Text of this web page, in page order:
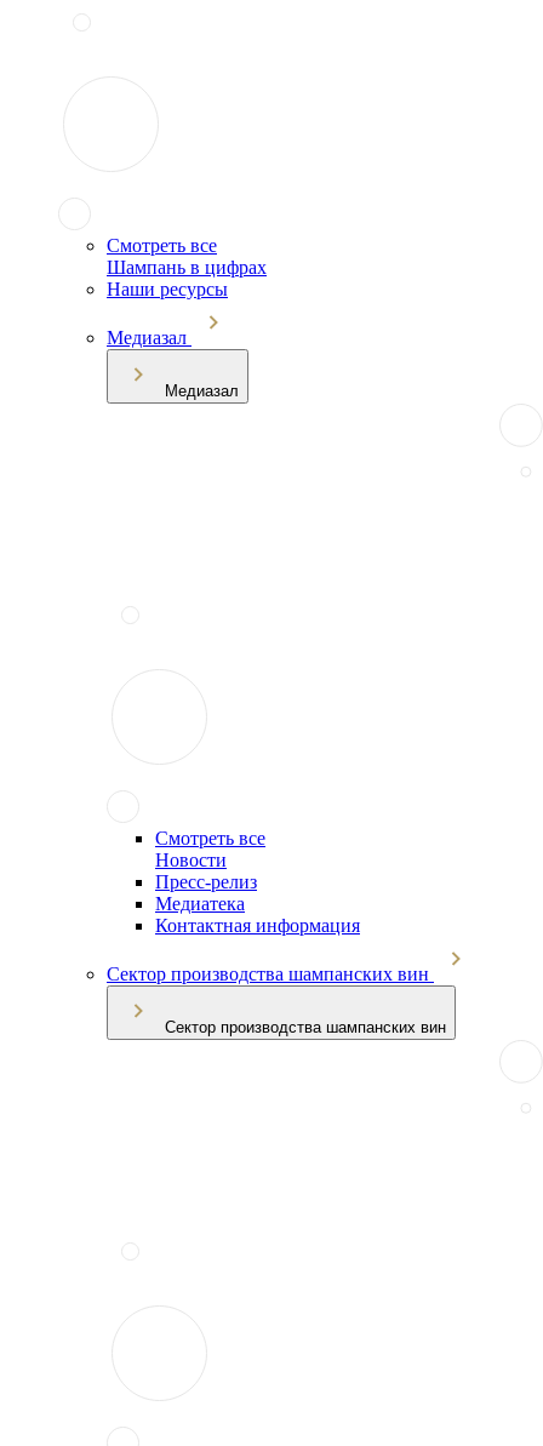
Смотреть все
Шампань в цифрах
Наши ресурсы
Медиазал
Медиазал
Смотреть все
Новости
Пресс-релиз
Медиатека
Контактная информация
Сектор производства шампанских вин
Сектор производства шампанских вин